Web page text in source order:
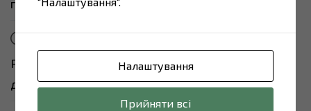
продуктів
Private label з України: від ідеї до полиці за 90
днів
Налаштування
Прийняти всі